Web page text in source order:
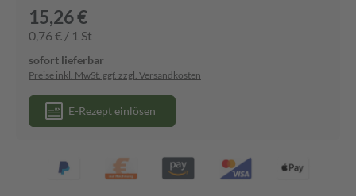
15,26 €
0,76 € / 1 St
sofort lieferbar
Preise inkl. MwSt. ggf. zzgl. Versandkosten
E-Rezept einlösen